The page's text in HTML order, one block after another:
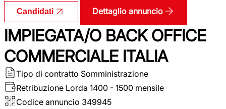
Candidati Dettaglio annuncio
IMPIEGATA/O BACK OFFICE
COMMERCIALE ITALIA
Tipo di contratto Somministrazione
Retribuzione Lorda 1400 - 1500 mensile
Codice annuncio 349945